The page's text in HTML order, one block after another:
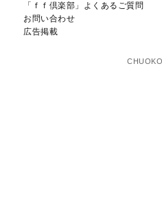
「ｆｆ倶楽部」よくあるご質問
お問い合わせ
広告掲載